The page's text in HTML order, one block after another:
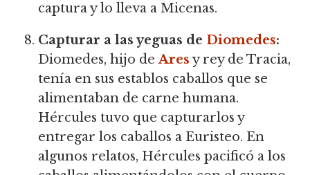
captura y lo lleva a Micenas.
Capturar a las yeguas de Diomedes:
Diomedes, hijo deAresy rey de Tracia,
tenía en sus establos caballos que se
alimentaban de carne humana.
Hércules tuvo que capturarlos y
entregar los caballos a Euristeo. En
algunos relatos, Hércules pacificó a los